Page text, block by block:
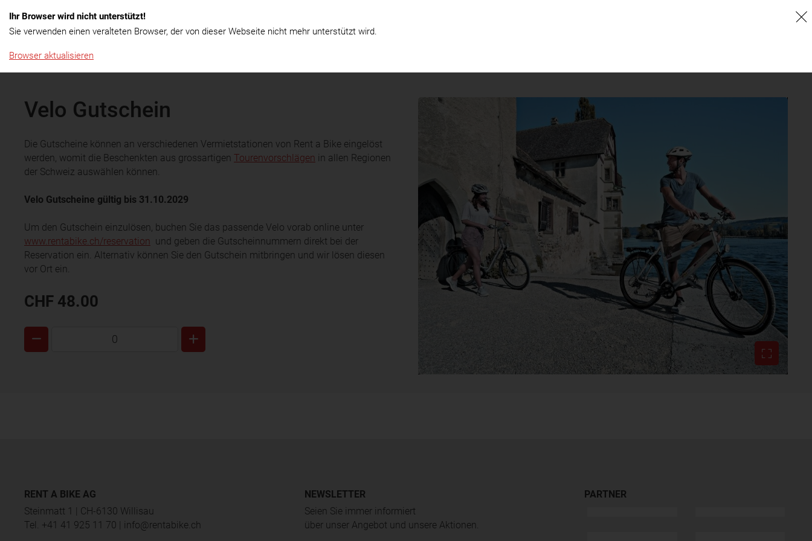
Velo Gutschein
Die Gutscheine können an verschiedenen Vermietstationen von Rent a Bike eingelöst
werden, womit die Beschenkten aus grossartigen Tourenvorschlägen in allen Regionen
der Schweiz auswählen können.
Velo Gutscheine gültig bis 31.10.2029
Um den Gutschein einzulösen, buchen Sie das passende Velo vorab online unter
www.rentabike.ch/reservation und geben die Gutscheinnummern direkt bei der
Reservation ein. Alternativ können Sie den Gutschein mitbringen und wir lösen diesen
vor Ort ein.
CHF 48.00
0
RENT A BIKE AG
Steinmatt 1 | CH-6130 Willisau
Tel. +41 41 925 11 70 info rentabike.ch
NEWSLETTER
Seien Sie immer informiert
über unser Angebot und unsere Aktionen.
PARTNER
Ihr Browser wird nicht unterstützt!
Sie verwenden einen veralteten Browser, der von dieser Webseite nicht mehr unterstützt wird.
Browser aktualisieren